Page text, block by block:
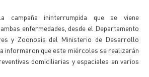
ininterrumpida que se viene
enfermedades, desde el Departamento
y Zoonosis del Ministerio de Desarrollo
informaron que este miércoles se realizarán
domiciliarias y espaciales en varios